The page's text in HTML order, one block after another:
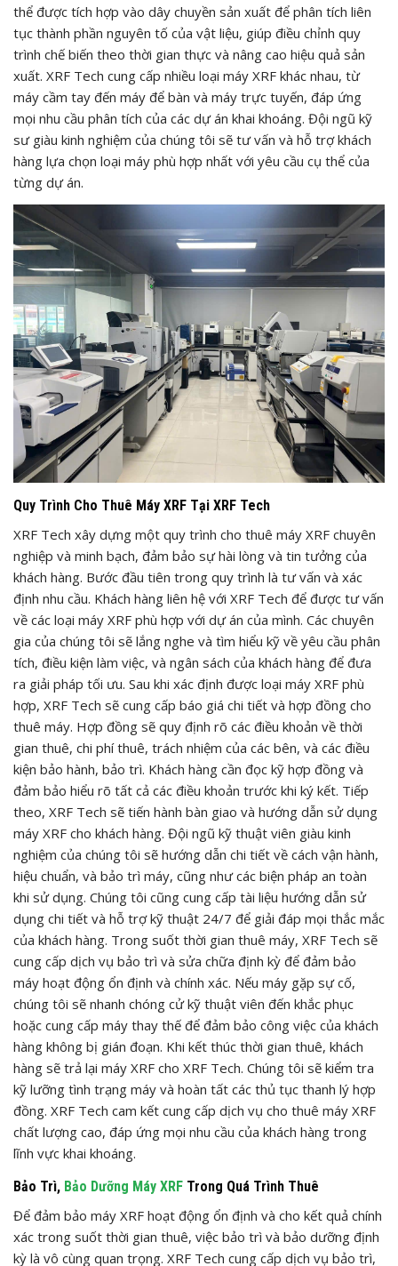
thể được tích hợp vào dây chuyền sản xuất để phân tích liên
tục thành phần nguyên tố của vật liệu, giúp điều chỉnh quy
trình chế biến theo thời gian thực và nâng cao hiệu quả sản
xuất. XRF Tech cung cấp nhiều loại máy XRF khác nhau, từ
máy cầm tay đến máy để bàn và máy trực tuyến, đáp ứng
mọi nhu cầu phân tích của các dự án khai khoáng. Đội ngũ kỹ
sư giàu kinh nghiệm của chúng tôi sẽ tư vấn và hỗ trợ khách
hàng lựa chọn loại máy phù hợp nhất với yêu cầu cụ thể của
từng dự án.
Quy Trình Cho Thuê Máy XRF Tại XRF Tech
XRF Tech xây dựng một quy trình cho thuê máy XRF chuyên
nghiệp và minh bạch, đảm bảo sự hài lòng và tin tưởng của
khách hàng. Bước đầu tiên trong quy trình là tư vấn và xác
định nhu cầu. Khách hàng liên hệ với XRF Tech để được tư vấn
về các loại máy XRF phù hợp với dự án của mình. Các chuyên
gia của chúng tôi sẽ lắng nghe và tìm hiểu kỹ về yêu cầu phân
tích, điều kiện làm việc, và ngân sách của khách hàng để đưa
ra giải pháp tối ưu. Sau khi xác định được loại máy XRF phù
hợp, XRF Tech sẽ cung cấp báo giá chi tiết và hợp đồng cho
thuê máy. Hợp đồng sẽ quy định rõ các điều khoản về thời
gian thuê, chi phí thuê, trách nhiệm của các bên, và các điều
kiện bảo hành, bảo trì. Khách hàng cần đọc kỹ hợp đồng và
đảm bảo hiểu rõ tất cả các điều khoản trước khi ký kết. Tiếp
theo, XRF Tech sẽ tiến hành bàn giao và hướng dẫn sử dụng
máy XRF cho khách hàng. Đội ngũ kỹ thuật viên giàu kinh
nghiệm của chúng tôi sẽ hướng dẫn chi tiết về cách vận hành,
hiệu chuẩn, và bảo trì máy, cũng như các biện pháp an toàn
khi sử dụng. Chúng tôi cũng cung cấp tài liệu hướng dẫn sử
dụng chi tiết và hỗ trợ kỹ thuật 24/7 để giải đáp mọi thắc mắc
của khách hàng. Trong suốt thời gian thuê máy, XRF Tech sẽ
cung cấp dịch vụ bảo trì và sửa chữa định kỳ để đảm bảo
máy hoạt động ổn định và chính xác. Nếu máy gặp sự cố,
chúng tôi sẽ nhanh chóng cử kỹ thuật viên đến khắc phục
hoặc cung cấp máy thay thế để đảm bảo công việc của khách
hàng không bị gián đoạn. Khi kết thúc thời gian thuê, khách
hàng sẽ trả lại máy XRF cho XRF Tech. Chúng tôi sẽ kiểm tra
kỹ lưỡng tình trạng máy và hoàn tất các thủ tục thanh lý hợp
đồng. XRF Tech cam kết cung cấp dịch vụ cho thuê máy XRF
chất lượng cao, đáp ứng mọi nhu cầu của khách hàng trong
lĩnh vực khai khoáng.
Bảo Trì, Bảo Dưỡng Máy XRF Trong Quá Trình Thuê
Để đảm bảo máy XRF hoạt động ổn định và cho kết quả chính
xác trong suốt thời gian thuê, việc bảo trì và bảo dưỡng định
kỳ là vô cùng quan trọng. XRF Tech cung cấp dịch vụ bảo trì,